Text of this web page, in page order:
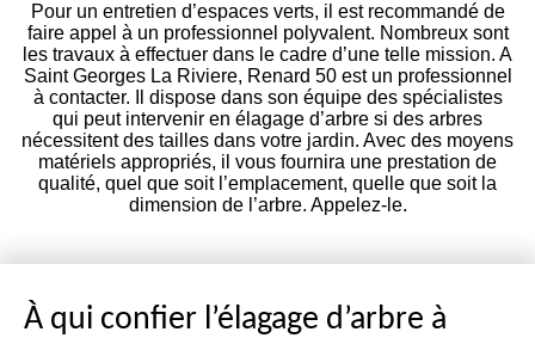
Pour un entretien d’espaces verts, il est recommandé de
faire appel à un professionnel polyvalent. Nombreux sont
les travaux à effectuer dans le cadre d’une telle mission. A
Saint Georges La Riviere, Renard 50 est un professionnel
à contacter. Il dispose dans son équipe des spécialistes
qui peut intervenir en élagage d’arbre si des arbres
nécessitent des tailles dans votre jardin. Avec des moyens
matériels appropriés, il vous fournira une prestation de
qualité, quel que soit l’emplacement, quelle que soit la
dimension de l’arbre. Appelez-le.
À qui confier l’élagage d’arbre à